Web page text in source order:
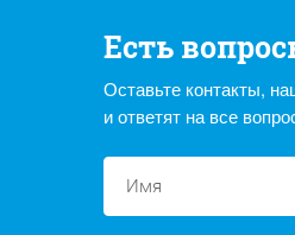
Есть
Оставьте контакты,
и ответят на все